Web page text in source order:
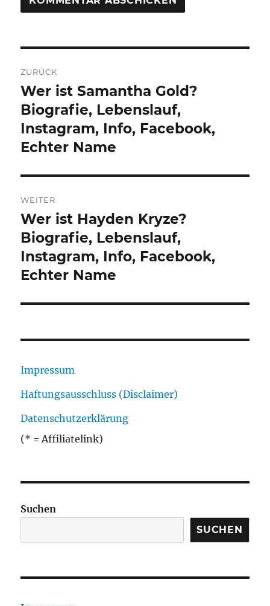
ZURÜCK
Vorheriger
Beitrag:
Wer ist Samantha Gold?
Biografie, Lebenslauf,
Instagram, Info, Facebook,
Echter Name
WEITER
Nächster
Beitrag:
Wer ist Hayden Kryze?
Biografie, Lebenslauf,
Instagram, Info, Facebook,
Echter Name
Impressum
Haftungsausschluss (Disclaimer)
Datenschutzerklärung
(* = Affiliatelink)
Suchen
SUCHEN